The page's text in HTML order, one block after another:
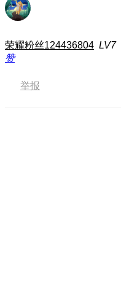
荣耀粉丝124436804 LV7
赞
举报